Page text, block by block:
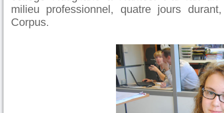
milieu professionnel, quatre jours
Corpus.